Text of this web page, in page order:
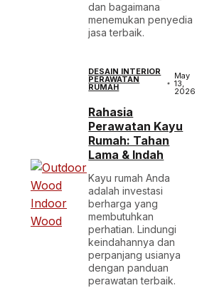
dan bagaimana
menemukan penyedia
jasa terbaik.
DESAIN INTERIOR
PERAWATAN
RUMAH
May
13,
2026
Rahasia
Perawatan Kayu
Rumah: Tahan
Lama & Indah
Kayu rumah Anda
adalah investasi
berharga yang
membutuhkan
perhatian. Lindungi
keindahannya dan
perpanjang usianya
dengan panduan
perawatan terbaik.